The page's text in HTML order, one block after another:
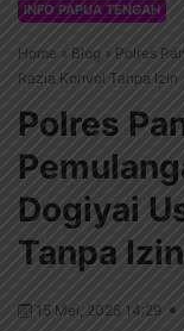
INFO PAPUA TENGAH
Home » Blog » Polres
Razia Konvoi Tanpa Izin
Polres
Dogiyai
Tanpa Izin
15 Mei, 2025 14:29